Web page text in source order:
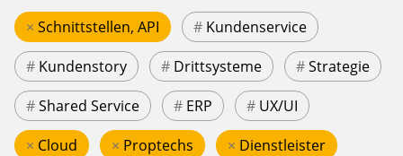
× Schnittstellen, API # Kundenservice
# Kundenstory # Drittsysteme #Strategie
#Shared Service # ERP # UX/UI
× Cloud × Proptechs × Dienstleister